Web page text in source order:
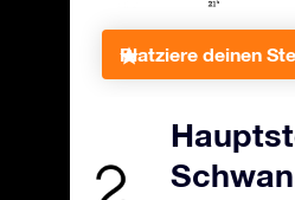
Platziere deinen
Schwan